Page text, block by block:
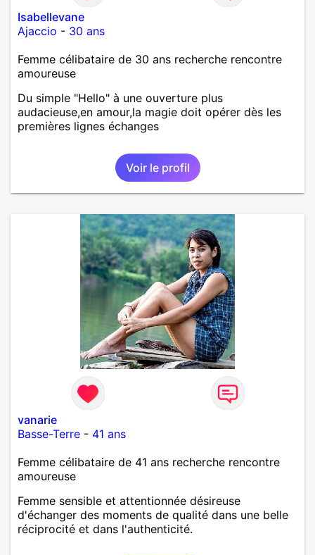
Isabellevane
Ajaccio - 30 ans
Femme célibataire de 30 ans recherche rencontre
amoureuse
Du simple "Hello" à une ouverture plus
audacieuse,en amour,la magie doit opérer dès les
premières lignes échanges
Voir le profil
vanarie
Basse-Terre - 41 ans
Femme célibataire de 41 ans recherche rencontre
amoureuse
Femme sensible et attentionnée désireuse
d'échanger des moments de qualité dans une belle
réciprocité et dans l'authenticité.